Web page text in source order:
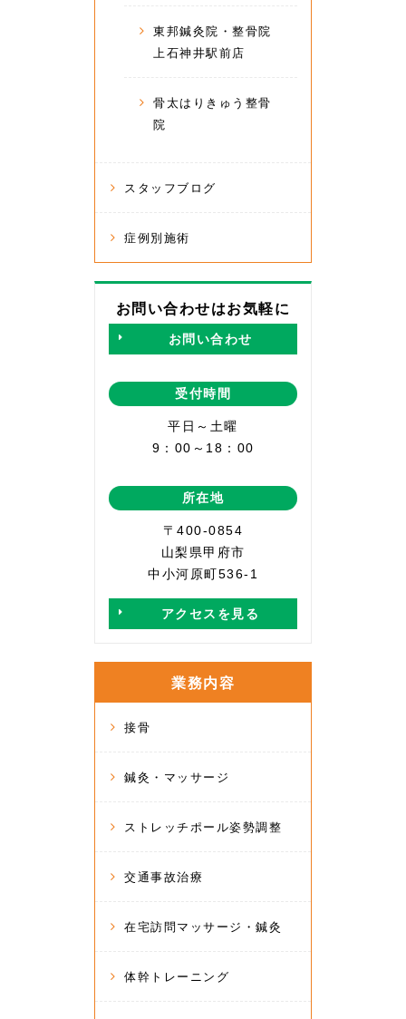
東邦鍼灸院・整骨院
上石神井駅前店
骨太はりきゅう整骨
院
スタッフブログ
症例別施術
お問い合わせはお気軽に
お問い合わせ
受付時間
平日～土曜
9：00～18：00
所在地
〒400-0854
山梨県甲府市
中小河原町536-1
アクセスを見る
業務内容
接骨
鍼灸・マッサージ
ストレッチポール姿勢調整
交通事故治療
在宅訪問マッサージ・鍼灸
体幹トレーニング